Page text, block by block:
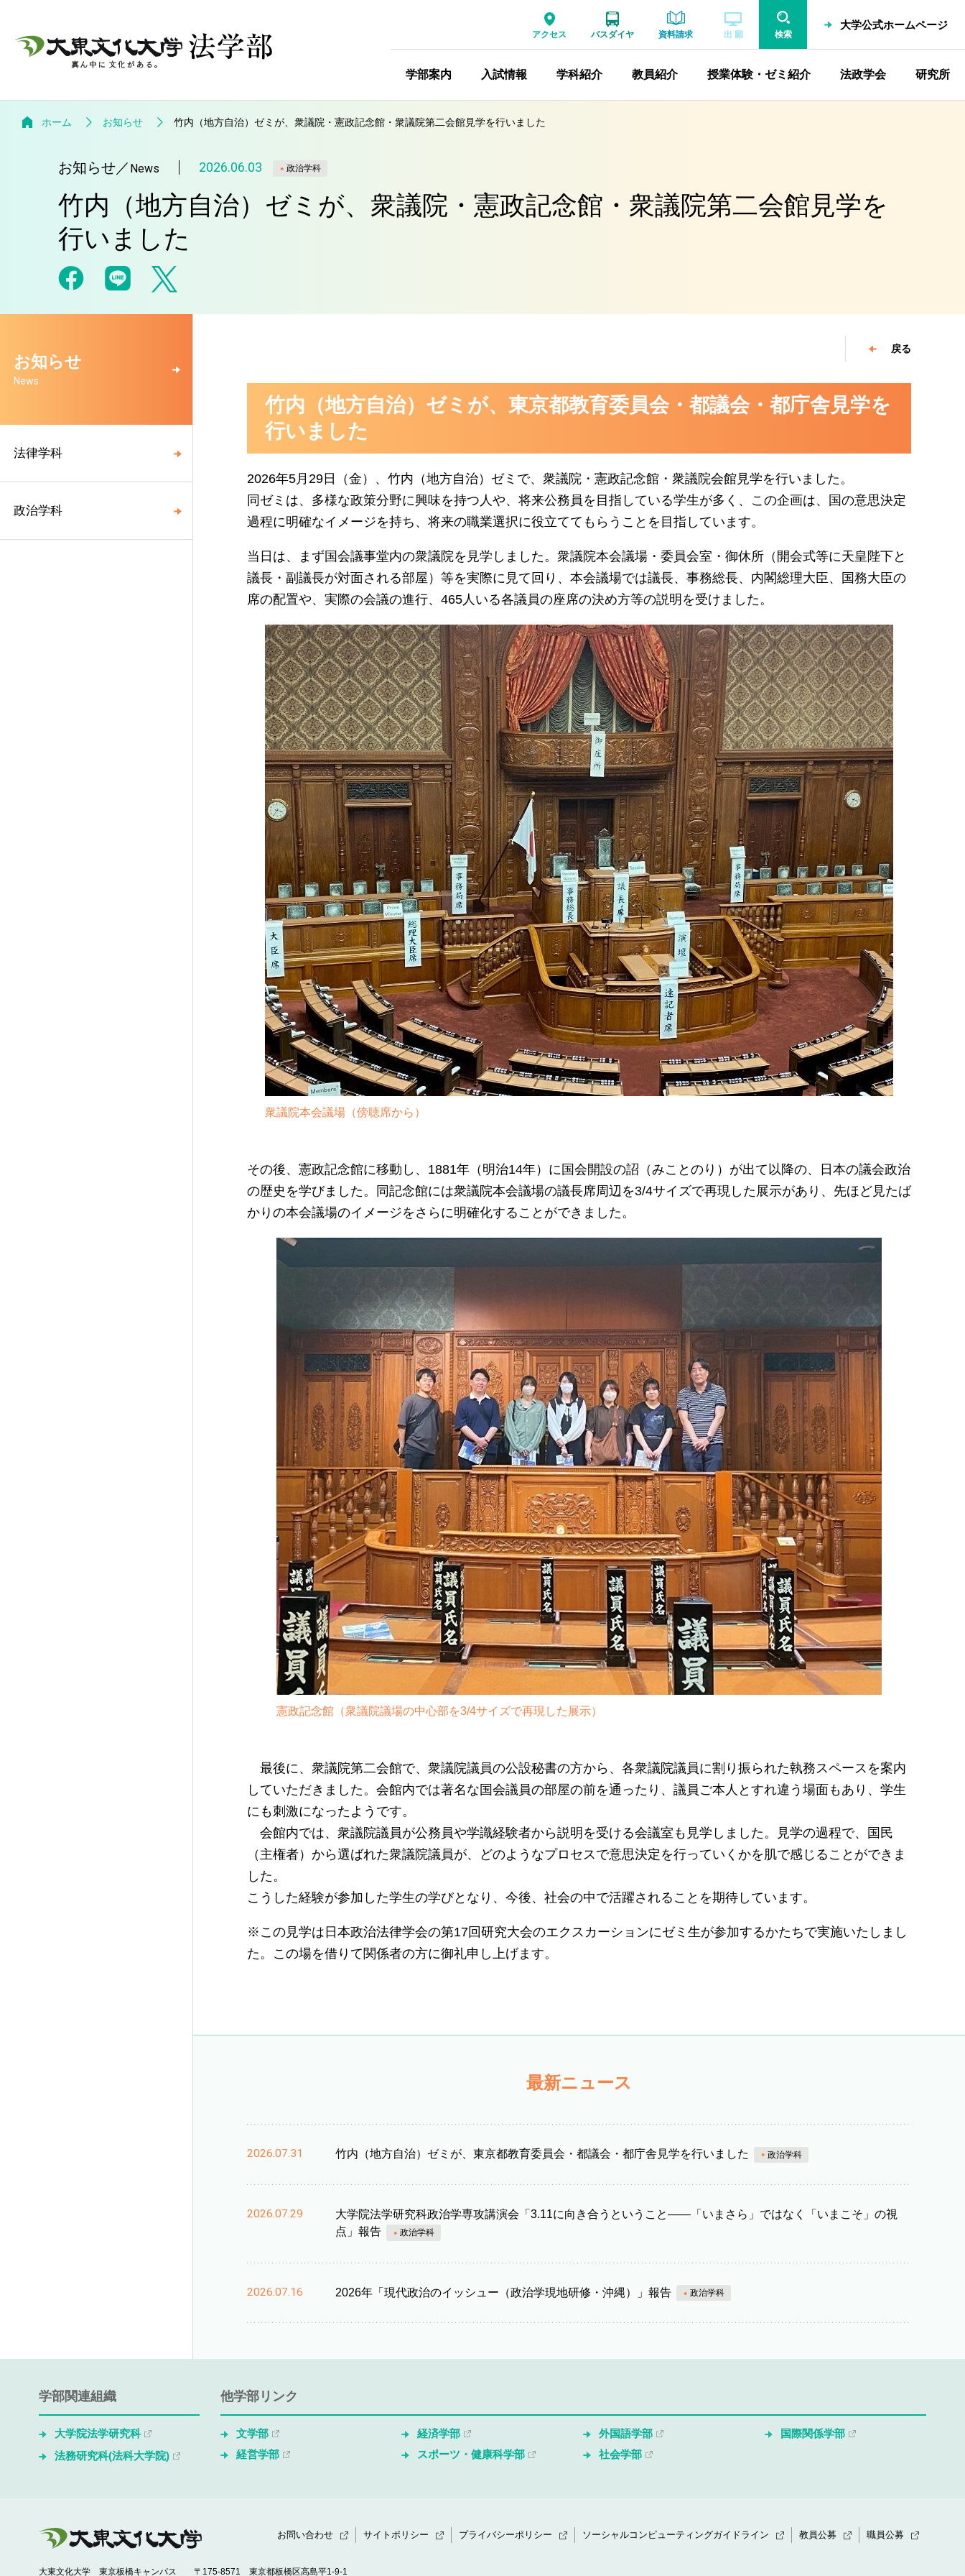
アクセス バスダイヤ 資料請求 出 願 検索
大学公式ホームページ
学部案内 入試情報 学科紹介 教員紹介 授業体験・ゼミ紹介 法政学会 研究所
ホーム お知らせ 竹内（地方自治）ゼミが、衆議院・憲政記念館・衆議院第二会館見学を行いました
お知らせ／ News 2026.06.03 政治学科
竹内（地方自治）ゼミが、衆議院・憲政記念館・衆議院第二会館見学を
行いました
お知らせ
News
法律学科
政治学科
戻る
竹内（地方自治）ゼミが、東京都教育委員会・都議会・都庁舎見学を
行いました
2026年5月29日（金）、竹内（地方自治）ゼミで、衆議院・憲政記念館・衆議院会館見学を行いました。
同ゼミは、多様な政策分野に興味を持つ人や、将来公務員を目指している学生が多く、この企画は、国の意思決定
過程に明確なイメージを持ち、将来の職業選択に役立ててもらうことを目指しています。
当日は、まず国会議事堂内の衆議院を見学しました。衆議院本会議場・委員会室・御休所（開会式等に天皇陛下と
議長・副議長が対面される部屋）等を実際に見て回り、本会議場では議長、事務総長、内閣総理大臣、国務大臣の
席の配置や、実際の会議の進行、465人いる各議員の座席の決め方等の説明を受けました。
衆議院本会議場（傍聴席から）
その後、憲政記念館に移動し、1881年（明治14年）に国会開設の詔（みことのり）が出て以降の、日本の議会政治
の歴史を学びました。同記念館には衆議院本会議場の議長席周辺を3/4サイズで再現した展示があり、先ほど見たば
かりの本会議場のイメージをさらに明確化することができました。
憲政記念館（衆議院議場の中心部を3/4サイズで再現した展示）
最後に、衆議院第二会館で、衆議院議員の公設秘書の方から、各衆議院議員に割り振られた執務スペースを案内
していただきました。会館内では著名な国会議員の部屋の前を通ったり、議員ご本人とすれ違う場面もあり、学生
にも刺激になったようです。
会館内では、衆議院議員が公務員や学識経験者から説明を受ける会議室も見学しました。見学の過程で、国民
（主権者）から選ばれた衆議院議員が、どのようなプロセスで意思決定を行っていくかを肌で感じることができま
した。
こうした経験が参加した学生の学びとなり、今後、社会の中で活躍されることを期待しています。
※この見学は日本政治法律学会の第17回研究大会のエクスカーションにゼミ生が参加するかたちで実施いたしまし
た。この場を借りて関係者の方に御礼申し上げます。
最新ニュース
2026.07.31 竹内（地方自治）ゼミが、東京都教育委員会・都議会・都庁舎見学を行いました 政治学科
2026.07.29
大学院法学研究科政治学専攻講演会「3.11に向き合うということ――「いまさら」ではなく「いまこそ」の視
点」報告
政治学科
2026.07.16 2026年「現代政治のイッシュー（政治学現地研修・沖縄）」報告 政治学科
学部関連組織
大学院法学研究科
法務研究科(法科大学院)
他学部リンク
文学部 経済学部 外国語学部
国際関係学部
経営学部
スポーツ・健康科学部 社会学部
大東文化大学 東京板橋キャンパス 〒175-8571 東京都板橋区高島平1-9-1
お問い合わせ サイトポリシー プライバシーポリシー ソーシャルコンピューティングガイドライン 教員公募 職員公募